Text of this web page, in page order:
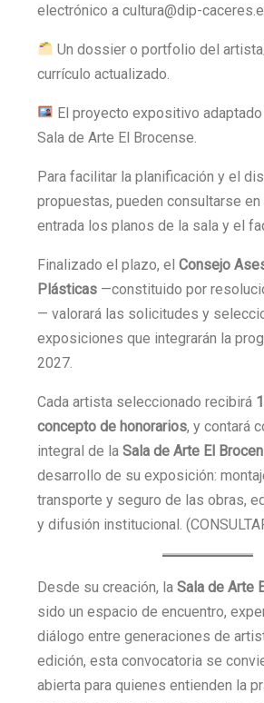
electrónico a cultura@dip-
Un dossier o portfolio del
currículo actualizado.
El proyecto expositivo
Sala de Arte El Brocense.
Para facilitar la planificación y el
propuestas, pueden consultarse
entrada los planos de la sala y el
Finalizado el plazo, el Consejo
Plásticas —constituido por
— valorará las solicitudes y
exposiciones que integrarán la
2027.
Cada artista seleccionado recibirá
concepto de honorarios, y contará
integral de la Sala de Arte El
desarrollo de su exposición:
transporte y seguro de las obras,
y difusión institucional.
Desde su creación, la Sala de Arte
sido un espacio de encuentro,
diálogo entre generaciones de
edición, esta convocatoria se
abierta para quienes entienden la